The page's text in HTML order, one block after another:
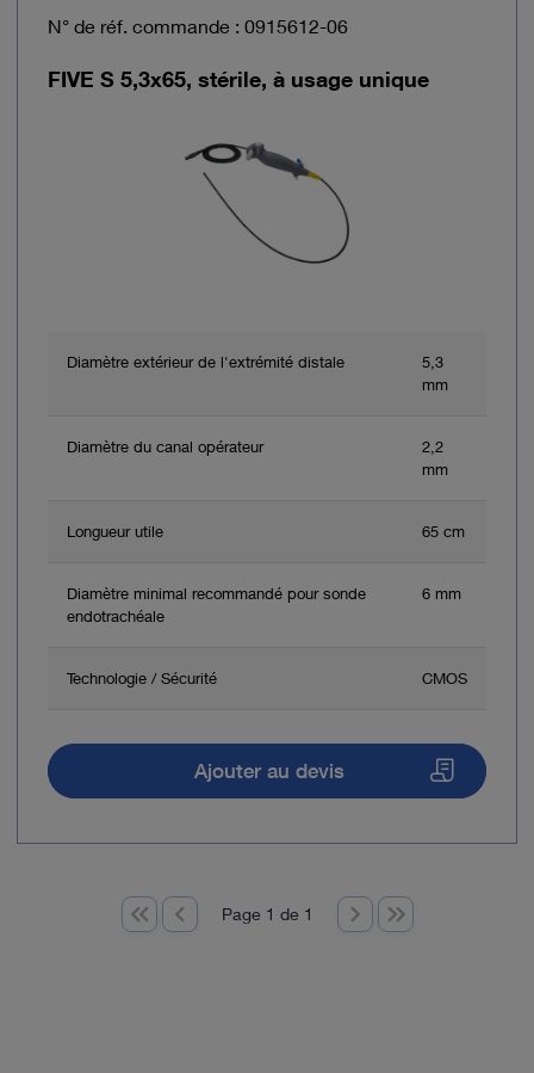
N° de réf. commande : 0915612-06
FIVE S 5,3x65, stérile, à usage unique
Diamètre extérieur de l'extrémité distale
5,3
mm
Diamètre du canal opérateur
2,2
mm
Longueur utile 65 cm
Diamètre minimal recommandé pour sonde
endotrachéale
6 mm
Technologie / Sécurité CMOS
Ajouter au devis
Page 1 de 1